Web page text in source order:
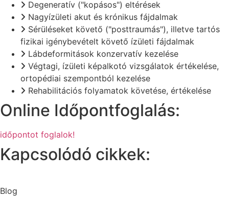
Degeneratív ("kopásos") eltérések​
Nagyízületi akut és krónikus fájdalmak​
Sérüléseket követő ("posttraumás"), illetve tartós
fizikai igénybevételt követő ízületi fájdalmak​
Lábdeformitások konzervatív kezelése​
Végtagi, ízületi képalkotó vizsgálatok értékelése,
ortopédiai szempontból kezelése​
Rehabilitációs folyamatok követése, értékelése​
Online Időpontfoglalás:
időpontot foglalok!
Kapcsolódó cikkek:
Blog